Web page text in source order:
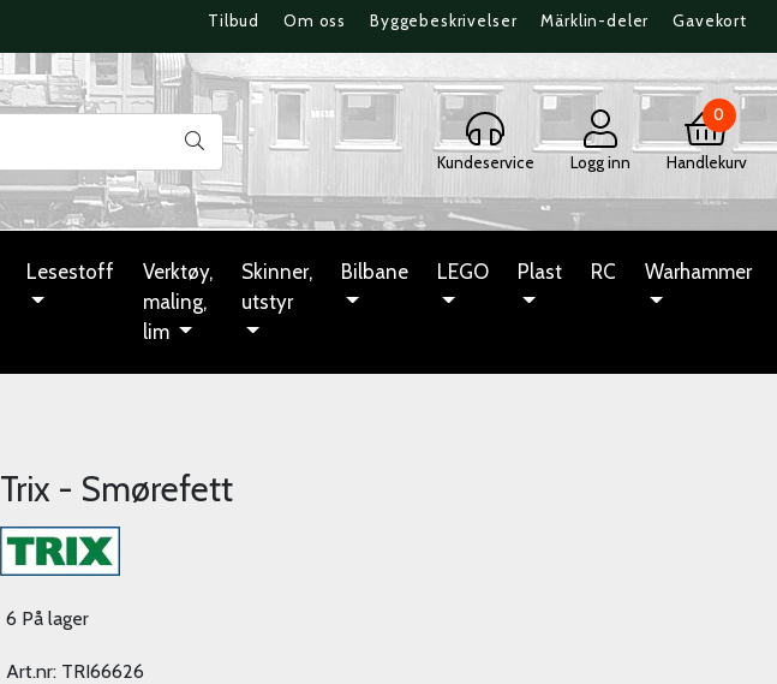
Tilbud Om oss Byggebeskrivelser Märklin-deler Gavekort
Kundeservice Logg inn
0
Handlekurv
Lesestoff
Verktøy,
maling,
lim
Skinner,
utstyr
Bilbane LEGO Plast RC Warhammer
Trix - Smørefett
6 På lager
Art.nr: TRI66626